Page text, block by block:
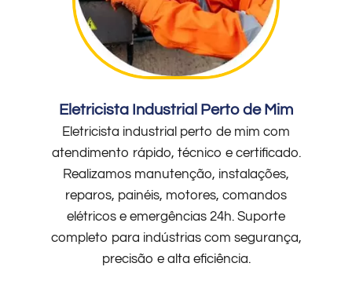
Eletricista Industrial Perto de Mim
Eletricista industrial perto de mim com
atendimento rápido, técnico e certificado.
Realizamos manutenção, instalações,
reparos, painéis, motores, comandos
elétricos e emergências 24h. Suporte
completo para indústrias com segurança,
precisão e alta eficiência.